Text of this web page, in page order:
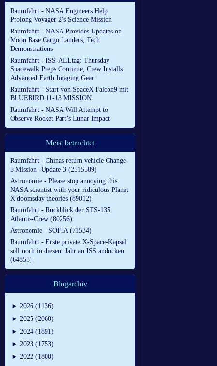
Raumfahrt - NASA Engineers Help
Prolong Voyager 2’s Science Mission
Raumfahrt - NASA Provides Updates on
Moon Base Cargo Landers, Tech
Demonstrations
Raumfahrt - ISS-ALLtag: Thursday
Spacewalk Preps Continue, Crew Installs
Advanced Earth Imaging Gear
Raumfahrt - Start von SpaceX Falcon9 mit
BLUEBIRD 11-13 MISSION
Raumfahrt - NASA Will Attempt to
Observe Rocket Part’s Lunar Impact
Meist betrachtet
Raumfahrt - Chinas return vehicle Change-
5 Mission -Update-3 (2515589)
Astronomie - Please stop annoying this
NASA scientist with your ridiculous Planet
X doomsday theories (89012)
Raumfahrt - Rückblick der STS-135
Atlantis-Crew (80256)
Astronomie - SOFIA (71534)
Raumfahrt - Erste private X-Space-Kapsel
soll noch in diesem Jahr an ISS andocken
(64855)
Blogarchiv
► 2026 (1136)
► 2025 (2060)
► 2024 (1891)
► 2023 (1753)
► 2022 (1800)